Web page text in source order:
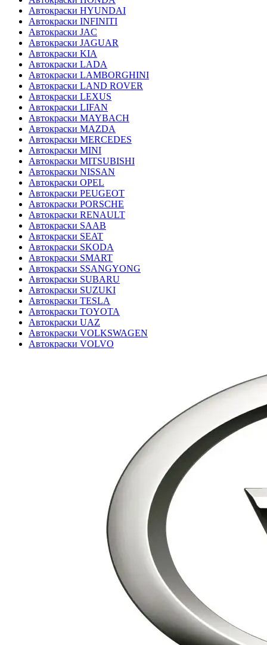
Автокраски HYUNDAI
Автокраски INFINITI
Автокраски JAC
Автокраски JAGUAR
Автокраски KIA
Автокраски LADA
Автокраски LAMBORGHINI
Автокраски LAND ROVER
Автокраски LEXUS
Автокраски LIFAN
Автокраски MAYBACH
Автокраски MAZDA
Автокраски MERCEDES
Автокраски MINI
Автокраски MITSUBISHI
Автокраски NISSAN
Автокраски OPEL
Автокраски PEUGEOT
Автокраски PORSCHE
Автокраски RENAULT
Автокраски SAAB
Автокраски SEAT
Автокраски SKODA
Автокраски SMART
Автокраски SSANGYONG
Автокраски SUBARU
Автокраски SUZUKI
Автокраски TESLA
Автокраски TOYOTA
Автокраски UAZ
Автокраски VOLKSWAGEN
Автокраски VOLVO